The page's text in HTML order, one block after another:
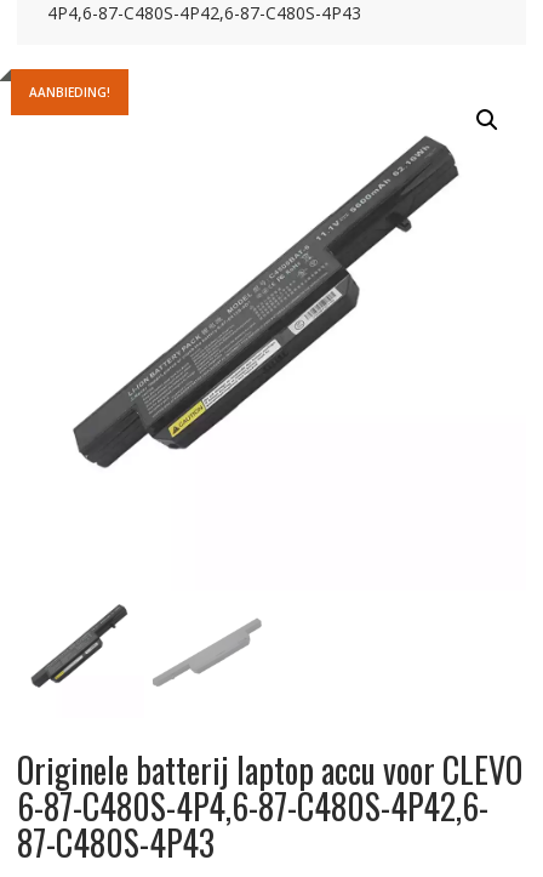
4P4,6-87-C480S-4P42,6-87-C480S-4P43
AANBIEDING!
Originele batterij laptop accu voor CLEVO
6-87-C480S-4P4,6-87-C480S-4P42,6-
87-C480S-4P43